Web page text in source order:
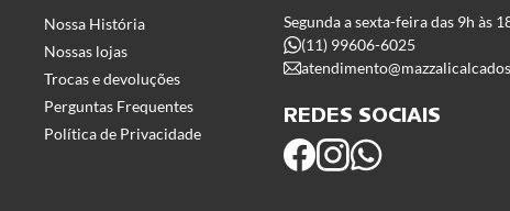
Nossa História
Nossas lojas
Trocas e devoluções
Perguntas Frequentes
Política de Privacidade
Segunda a sexta-feira das 9h às
(11) 99606-6025
REDES SOCIAIS